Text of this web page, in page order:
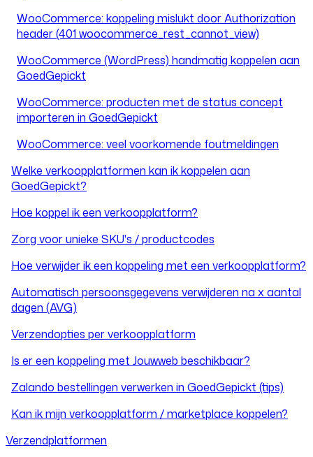
WooCommerce: koppeling mislukt door Authorization
header (401 woocommerce_rest_cannot_view)
WooCommerce (WordPress) handmatig koppelen aan
GoedGepickt
WooCommerce: producten met de status concept
importeren in GoedGepickt
WooCommerce: veel voorkomende foutmeldingen
Welke verkoopplatformen kan ik koppelen aan
GoedGepickt?
Hoe koppel ik een verkoopplatform?
Zorg voor unieke SKU's / productcodes
Hoe verwijder ik een koppeling met een verkoopplatform?
Automatisch persoonsgegevens verwijderen na x aantal
dagen (AVG)
Verzendopties per verkoopplatform
Is er een koppeling met Jouwweb beschikbaar?
Zalando bestellingen verwerken in GoedGepickt (tips)
Kan ik mijn verkoopplatform / marketplace koppelen?
Verzendplatformen